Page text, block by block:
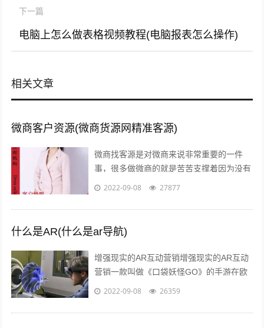
下一篇
电脑上怎么做表格视频教程(电脑报表怎么操作)
相关文章
微商客户资源(微商货源网精准客源)
微商找客源是对微商来说非常重要的一件
事，很多做微商的就是苦苦支撑着因为没有
客源，微商如何找客源一直是一个不衰的话
定...
2022-09-08 27877
什么是AR(什么是ar导航)
增强现实的AR互动营销增强现实的AR互动
营销一款叫做《口袋妖怪GO》的手游在欧
美火了，在还未上线的中国，
经...
2022-09-08 26359